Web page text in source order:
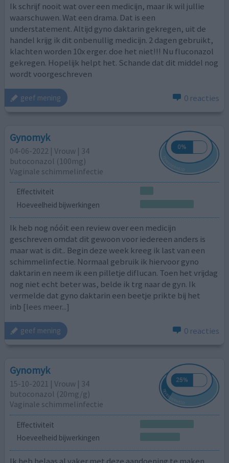
Ik schrijf nooit wat over een medicijn, maar ik wil jullie
waarschuwen. Wat een drama. Dat is een
understatement. Altijd gyno daktarin gekregen, uit de
handel krijg ik dit onbenullig medicijn. 2 dagen gebruikt,
klachten worden 10x erger. doe het niet!!! Nu fluconazol
gekregen. Hopelijk helpt het. Schande dat dit middel nog
wordt voorgeschreven
geef mening 0 reacties
Gynomyk
04-06-2022 | Vrouw | 34
butoconazol (100mg)
Vaginale schimmelinfectie
Effectiviteit
Hoeveelheid bijwerkingen
Ik heb nog nóóit een review over een medicijn
geschreven omdat dit gewoon voor iedereen anders is
maar wat is dit.. Begin deze week kreeg ik last van een
schimmelinfectie. Normaal gebruik ik hiervoor gyno
daktarin en neem ik een pilletje diflucan. Toen het vrijdag
nog niet echt beter was, belde ik trg naar de gyn. Ik
vermelde dat gyno daktarin een beetje prikte bij het
inb [lees meer...]
geef mening 0 reacties
Gynomyk
15-10-2021 | Vrouw | 34
butoconazol (20mg/g)
Vaginale schimmelinfectie
Effectiviteit
Hoeveelheid bijwerkingen